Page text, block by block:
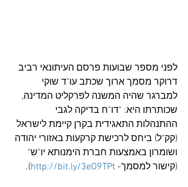
לפני מספר שבועות פרסם העיתונאי רביב
דרוקר מסמך ארוך שכתב עו"ד שוקי
למברגר שהיה המשנה לפרקליט המדינה,
שכותרתו היא: "דו"ח בדיקה לגבי
ההתנהלות התאגידית בקרן קיימת לישראל
(קק"ל) ביחס לרכישת קרקעות באזורי יהודה
ושומרון באמצעות חברת הימנותא יו"ש"
(קישור למסמך- http://bit.ly/3eO9TPt
).